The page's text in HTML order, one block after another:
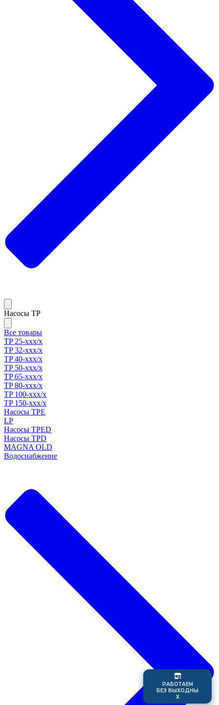
Насосы TP
Все товары
TP 25-xxx/x
TP 32-xxx/x
TP 40-xxx/x
TP 50-xxx/x
TP 65-xxx/x
TP 80-xxx/x
TP 100-xxx/x
TP 150-xxx/x
Насосы TPE
LP
Насосы TPED
Насосы TPD
MAGNA OLD
Водоснабжение
РАБОТАЕМ
БЕЗ ВЫХОДНЫ
Х